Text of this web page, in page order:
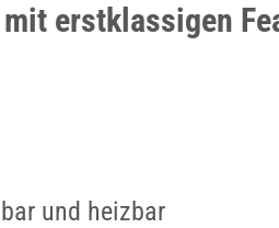
erstklassigen
und heizbar